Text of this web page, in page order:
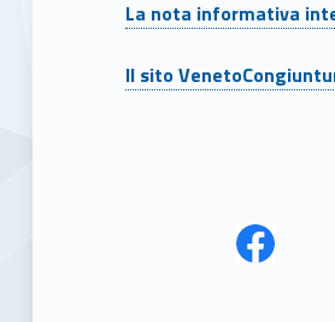
La nota informativa
Il sito